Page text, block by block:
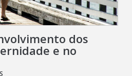
dos
e no